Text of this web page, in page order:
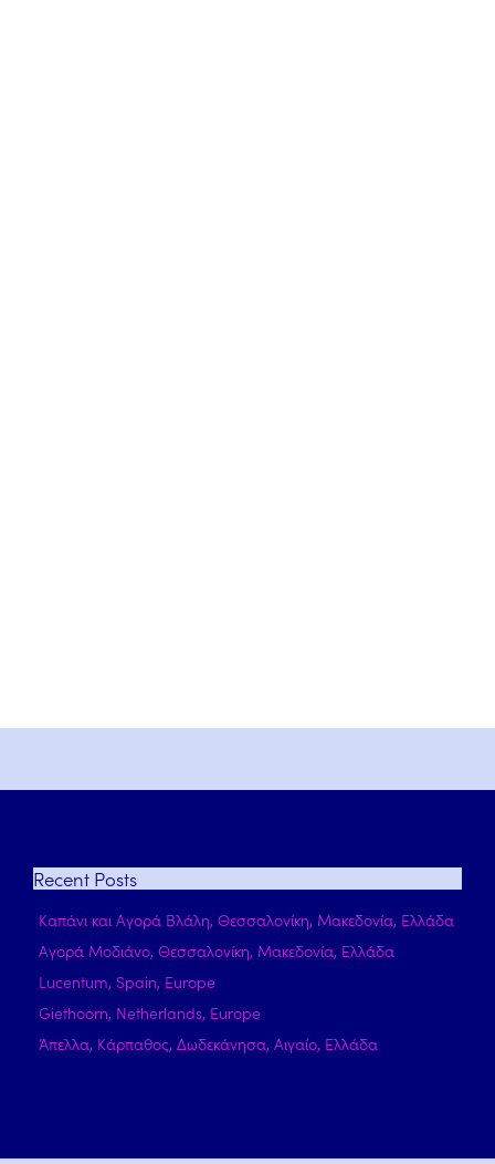
Recent Posts
Καπάνι και Αγορά Βλάλη, Θεσσαλονίκη, Μακεδονία, Ελλάδα
Αγορά Μοδιάνο, Θεσσαλονίκη, Μακεδονία, Ελλάδα
Lucentum, Spain, Europe
Giethoorn, Netherlands, Europe
Άπελλα, Κάρπαθος, Δωδεκάνησα, Αιγαίο, Ελλάδα